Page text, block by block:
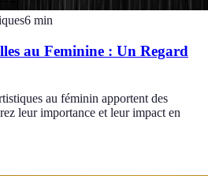
6 min
au Feminine : Un Regard
au féminin apportent des
leur importance et leur impact en